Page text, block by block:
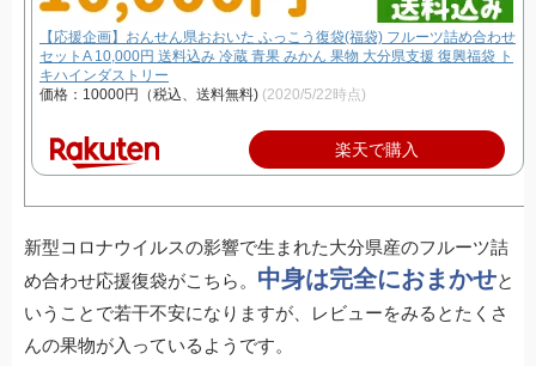
【応援企画】おんせん県おおいた ふっこう復袋(福袋) フルーツ詰め合わせ
セットA 10,000円 送料込み 冷蔵 青果 みかん 果物 大分県支援 復興福袋 ト
キハインダストリー
価格：10000円（税込、送料無料) (2020/5/22時点)
楽天で購入
新型コロナウイルスの影響で生まれた大分県産のフルーツ詰
め合わせ応援復袋がこちら。 中身は完全におまかせと
いうことで若干不安になりますが、レビューをみるとたくさ
んの果物が入っているようです。